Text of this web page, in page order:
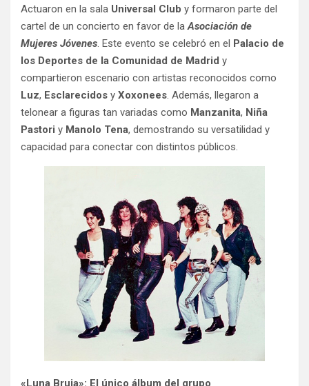
Actuaron en la sala Universal Club y formaron parte del
cartel de un concierto en favor de laAsociación de
Mujeres Jóvenes. Este evento se celebró en el Palacio de
los Deportes de la Comunidad de Madrid y
compartieron escenario con artistas reconocidos como
Luz, Esclarecidos y Xoxonees. Además, llegaron a
telonear a figuras tan variadas como Manzanita, Niña
Pastori y Manolo Tena, demostrando su versatilidad y
capacidad para conectar con distintos públicos.
«Luna Bruja»: El único álbum del grupo